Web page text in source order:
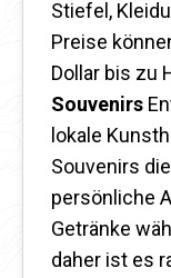
Stiefel,
Preise
Dollar bis zu
Souvenirs
lokale
Souvenirs
persönliche
Getränke
daher ist es